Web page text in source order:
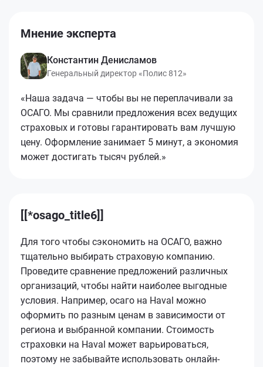
Мнение эксперта
Константин Денисламов
Генеральный директор «Полис 812»
«Наша задача — чтобы вы не переплачивали за
ОСАГО. Мы сравнили предложения всех ведущих
страховых и готовы гарантировать вам лучшую
цену. Оформление занимает 5 минут, а экономия
может достигать тысяч рублей.»
[[*osago_title6]]
Для того чтобы сэкономить на ОСАГО, важно
тщательно выбирать страховую компанию.
Проведите сравнение предложений различных
организаций, чтобы найти наиболее выгодные
условия. Например, осаго на Haval можно
оформить по разным ценам в зависимости от
региона и выбранной компании. Стоимость
страховки на Haval может варьироваться,
поэтому не забывайте использовать онлайн-